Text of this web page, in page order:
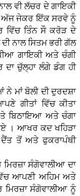
ਵੀ ਲੱਚਰ ਦੇ ਗਾਇਕੀ
ਅੱਜ ਜੇਕਰ ਇੱਕ ਸਰਵੇ ਨੂੰ
ਵਿੱਚ ਤਿੰਨ ਸੌ ਕਰੋੜ ਦੇ
ਨਾਲ ਸਿਤਮ ਭਰੀ ਗੱਲ
ਗਾਇਕੀ ਅਤੇ ਚੰਗੀ
ਦਾ ਚੁੱਲ੍ਹਾ ਲੰਗੇ ਡੰਗ ਹੀ
ਦੀ ਦੁਰਦਸ਼ਾ
ਗੀਤਾਂ ਵਿੱਚ ਕੀਤਾ
ਬਿਠਾਇਆ ਅਤੇ ਚੰਗਾ
। ਆਖਰ ਕਦ ਖਹਿੜਾ
ਤੋਂ ਅਤੇ ਫੁਕਰਾਪੰਥੀ
ਦਾ
ਆਪਣੀ ਅਹਿਮ ਅਤੇ
ਮਿਰਜ਼ਾ ਸੰਗੋਵਾਲੀਆ ਨੂੰ